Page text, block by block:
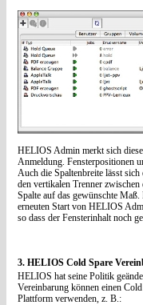
HELIOS Admin merkt sich
Anmeldung. Fensterpositionen
Auch die Spaltenbreite lässt
den vertikalen Trenner
Spalte auf das gewünschte Maß.
erneuten Start von HELIOS
so dass der Fensterinhalt noch
3. HELIOS Cold Spare
HELIOS hat seine Politik
Vereinbarung können einen
Plattform verwenden, z. B.: